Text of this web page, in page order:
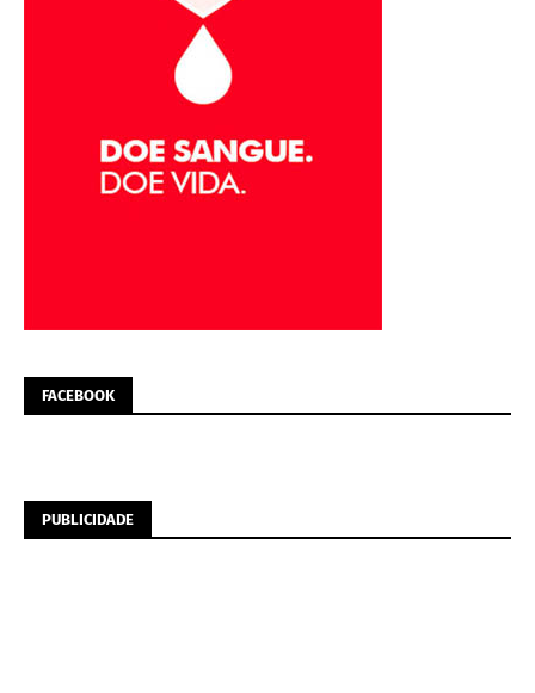
FACEBOOK
PUBLICIDADE